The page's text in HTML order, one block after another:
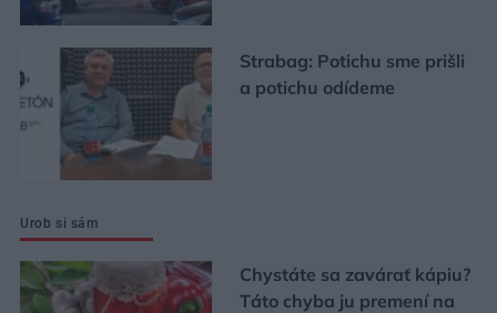
Strabag: Potichu sme prišli
a potichu odídeme
Urob si sám
Chystáte sa zavárať kápiu?
Táto chyba ju premení na